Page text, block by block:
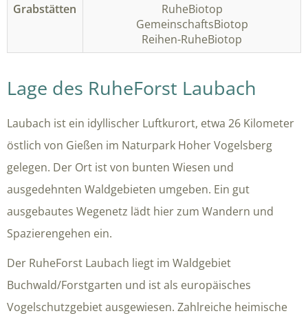
Grabstätten
RuheBiotop
GemeinschaftsBiotop
Reihen-RuheBiotop
Lage des RuheForst Laubach
Laubach ist ein idyllischer Luftkurort, etwa 26 Kilometer
östlich von Gießen im Naturpark Hoher Vogelsberg
gelegen. Der Ort ist von bunten Wiesen und
ausgedehnten Waldgebieten umgeben. Ein gut
ausgebautes Wegenetz lädt hier zum Wandern und
Spazierengehen ein.
Der RuheForst Laubach liegt im Waldgebiet
Buchwald/Forstgarten und ist als europäisches
Vogelschutzgebiet ausgewiesen. Zahlreiche heimische